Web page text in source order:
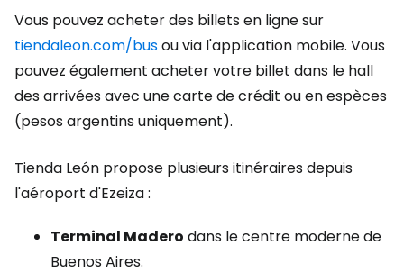
Vous pouvez acheter des billets en ligne sur
tiendaleon.com/busou via l'application mobile. Vous
pouvez également acheter votre billet dans le hall
des arrivées avec une carte de crédit ou en espèces
(pesos argentins uniquement).
Tienda León propose plusieurs itinéraires depuis
l'aéroport d'Ezeiza :
Terminal Madero dans le centre moderne de
Buenos Aires.